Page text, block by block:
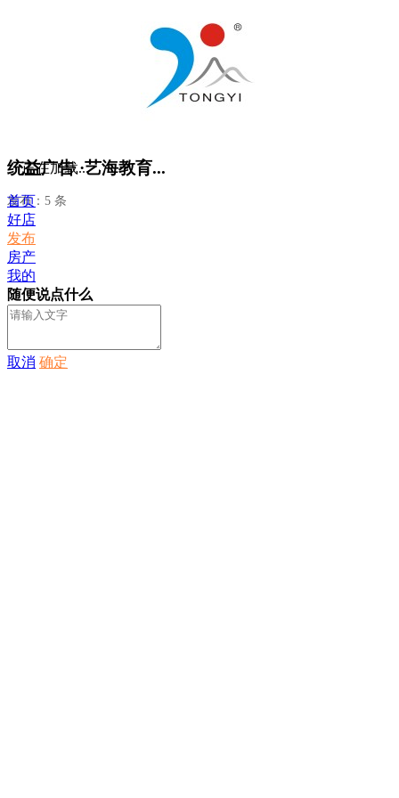
统益广告 ·艺海教育...
发布：5 条
正在加载...
首页
好店
发布
房产
我的
随便说点什么
取消 确定